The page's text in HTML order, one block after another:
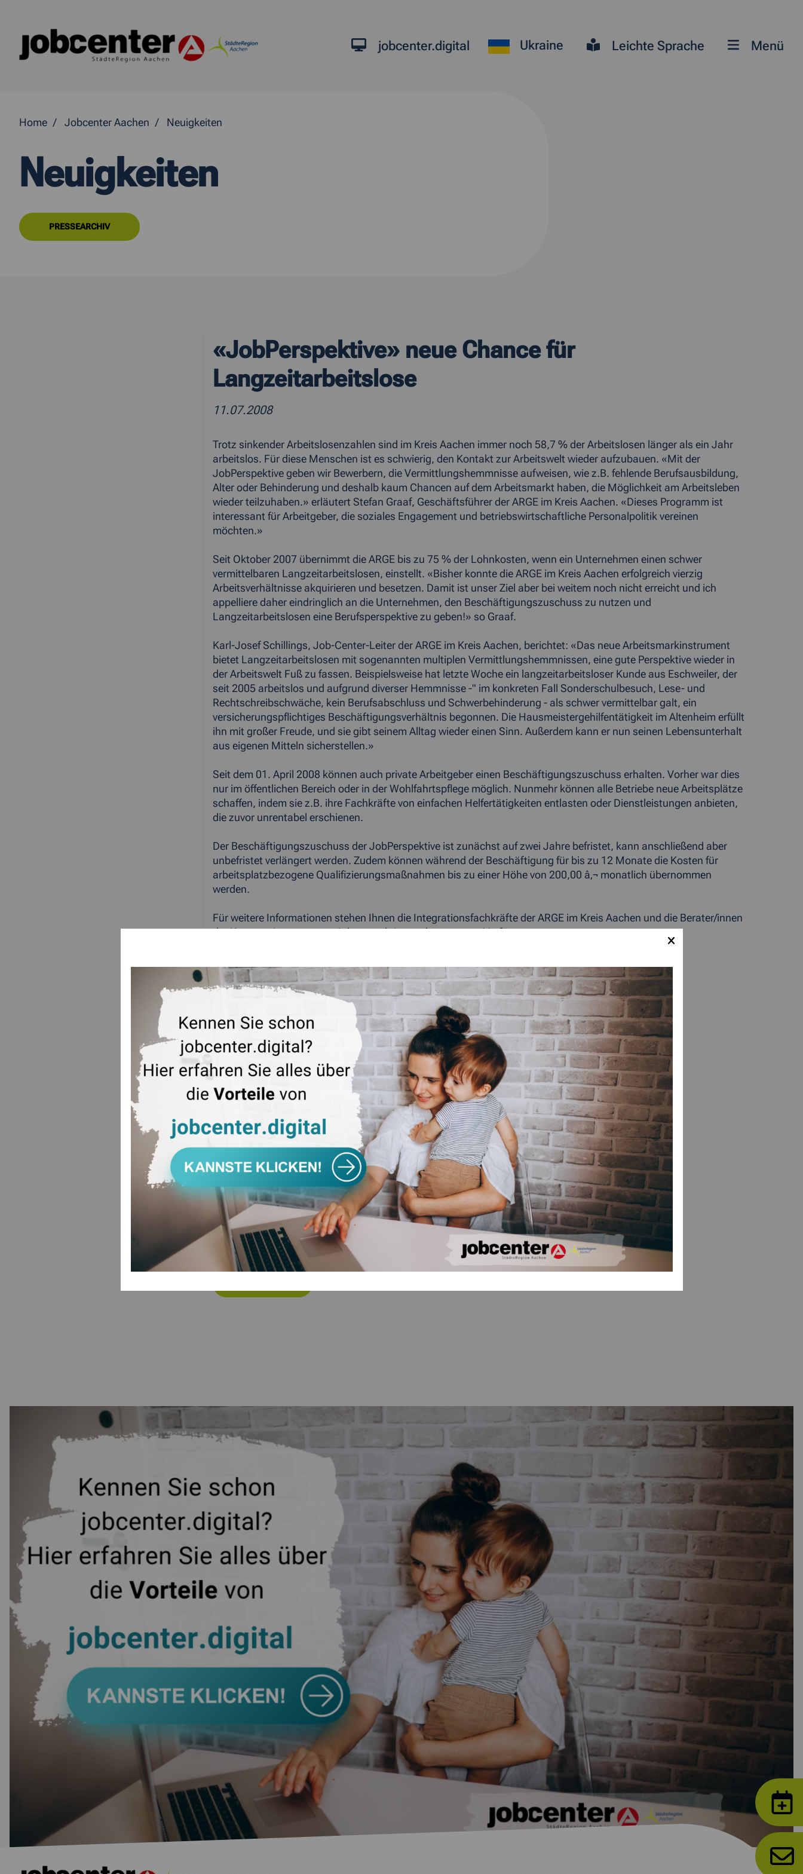
jobcenter.digital Ukraine Leichte Sprache Menü
Home Jobcenter Aachen Neuigkeiten
Neuigkeiten
PRESSEARCHIV
«JobPerspektive» neue Chance für
Langzeitarbeitslose
11.07.2008
Trotz sinkender Arbeitslosenzahlen sind im Kreis Aachen immer noch 58,7 % der Arbeitslosen länger als ein Jahr
arbeitslos. Für diese Menschen ist es schwierig, den Kontakt zur Arbeitswelt wieder aufzubauen. «Mit der
JobPerspektive geben wir Bewerbern, die Vermittlungshemmnisse aufweisen, wie z.B. fehlende Berufsausbildung,
Alter oder Behinderung und deshalb kaum Chancen auf dem Arbeitsmarkt haben, die Möglichkeit am Arbeitsleben
wieder teilzuhaben.» erläutert Stefan Graaf, Geschäftsführer der ARGE im Kreis Aachen. «Dieses Programm ist
interessant für Arbeitgeber, die soziales Engagement und betriebswirtschaftliche Personalpolitik vereinen
möchten.»
Seit Oktober 2007 übernimmt die ARGE bis zu 75 % der Lohnkosten, wenn ein Unternehmen einen schwer
vermittelbaren Langzeitarbeitslosen, einstellt. «Bisher konnte die ARGE im Kreis Aachen erfolgreich vierzig
Arbeitsverhältnisse akquirieren und besetzen. Damit ist unser Ziel aber bei weitem noch nicht erreicht und ich
appelliere daher eindringlich an die Unternehmen, den Beschäftigungszuschuss zu nutzen und
Langzeitarbeitslosen eine Berufsperspektive zu geben!» so Graaf.
Karl-Josef Schillings, Job-Center-Leiter der ARGE im Kreis Aachen, berichtet: «Das neue Arbeitsmarkinstrument
bietet Langzeitarbeitslosen mit sogenannten multiplen Vermittlungshemmnissen, eine gute Perspektive wieder in
der Arbeitswelt Fuß zu fassen. Beispielsweise hat letzte Woche ein langzeitarbeitsloser Kunde aus Eschweiler, der
seit 2005 arbeitslos und aufgrund diverser Hemmnisse -" im konkreten Fall Sonderschulbesuch, Lese- und
Rechtschreibschwäche, kein Berufsabschluss und Schwerbehinderung - als schwer vermittelbar galt, ein
versicherungspflichtiges Beschäftigungsverhältnis begonnen. Die Hausmeistergehilfentätigkeit im Altenheim erfüllt
ihn mit großer Freude, und sie gibt seinem Alltag wieder einen Sinn. Außerdem kann er nun seinen Lebensunterhalt
aus eigenen Mitteln sicherstellen.»
Seit dem 01. April 2008 können auch private Arbeitgeber einen Beschäftigungszuschuss erhalten. Vorher war dies
nur im öffentlichen Bereich oder in der Wohlfahrtspflege möglich. Nunmehr können alle Betriebe neue Arbeitsplätze
schaffen, indem sie z.B. ihre Fachkräfte von einfachen Helfertätigkeiten entlasten oder Dienstleistungen anbieten,
die zuvor unrentabel erschienen.
Der Beschäftigungszuschuss der JobPerspektive ist zunächst auf zwei Jahre befristet, kann anschließend aber
unbefristet verlängert werden. Zudem können während der Beschäftigung für bis zu 12 Monate die Kosten für
arbeitsplatzbezogene Qualifizierungsmaßnahmen bis zu einer Höhe von 200,00 â‚¬ monatlich übernommen
werden.
Für weitere Informationen stehen Ihnen die Integrationsfachkräfte der ARGE im Kreis Aachen und die Berater/innen
der Kooperationspartner «Jobperspektive» sehr gerne zur Verfügung.
Für Arbeitgeber im Kreis Aachen:
Tel.: 02405/ 4890-31
Fax: 02405/ 4890-96
E-Mail: <link email>fiala@sprungbrett-aachen.de
Frau Iris Fuchs
Tel.: 02405/ 4890-41
E-Mail: <link email>fuchs@sprungbrett-aachen.de
Frau Claudia Thienert
Tel.: 02405/ 4890-32
Fax: 02405/ 4890-96
E-Mail: <link email>thienert@sprungbrett-aachen.de
Institution:
Sprungbrett - Beschäftigungsinitiative für den Kreis Aachen gGmbH